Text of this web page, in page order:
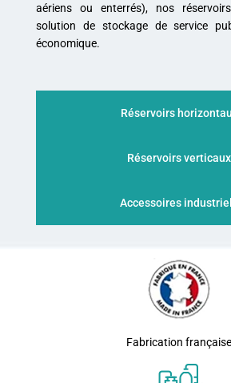
aériens ou enterrés), nos
solution de stockage de service
économique.
Réservoirs
Réservoirs verticaux
Accessoires
Fabrication française